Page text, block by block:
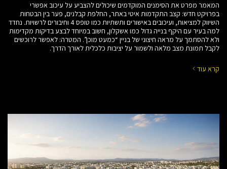
המאמר מפרט את הסימנים המוקדמים שיכולים להצביע על עיכוב אפשרי
בפרויקט חדש: קצב התקדמות איטי באתר, החלפת קבלנים, פער בין הבטחות
השיווק למציאות, ועיכובים באישורים ותשתיות כמו טופס 4 וחיבורים לרשויות. נחדד
למה בעיר עם היקף בנייה גדול כמו אשקלון, חשוב במיוחד לבצע בדיקות מקדימות
ולא להסתמך על מראה חיצוני של בניין “כמעט מוכן”. המטרה: לאפשר לרוכשים
לקבל תמונת מצב מלאה ולשמור על יציבות כלכלית לאורך הדרך.
קרא עוד